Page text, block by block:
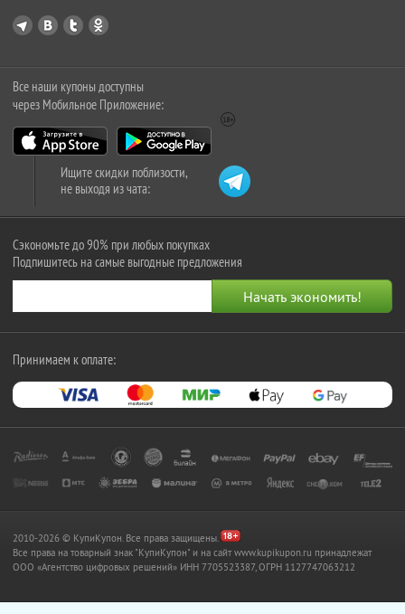
Все наши купоны доступны
через Мобильное Приложение:
Ищите скидки поблизости,
не выходя из чата:
Сэкономьте до 90% при любых покупках
Подпишитесь на самые выгодные предложения
Принимаем к оплате:
2010-2026 © КупиКупон. Все права защищены.
Все права на товарный знак "КупиКупон" и на сайт www.kupikupon.ru принадлежат
OOO «Агентство цифровых решений» ИНН 7705523387, ОГРН 1127747063212